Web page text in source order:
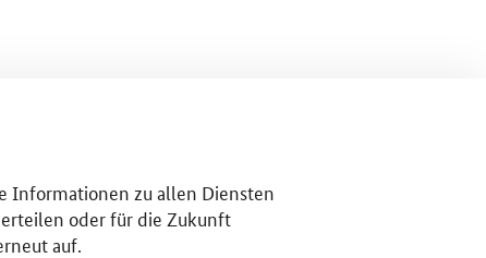
Informationen zu allen Diensten
oder für die Zukunft
auf.